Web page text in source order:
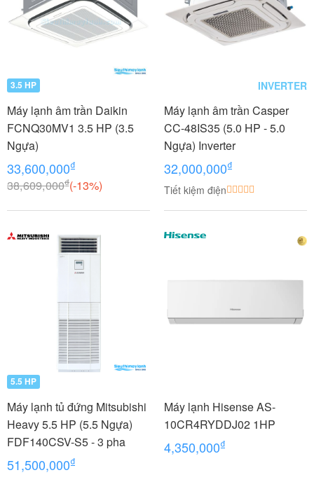
3.5 HP
Máy lạnh âm trần Daikin
FCNQ30MV1 3.5 HP (3.5
Ngựa)
33,600,000₫
38,609,000₫(-13%)
INVERTER
Máy lạnh âm trần Casper
CC-48IS35 (5.0 HP - 5.0
Ngựa) Inverter
32,000,000₫
Tiết kiệm điện
5.5 HP
Máy lạnh tủ đứng Mitsubishi
Heavy 5.5 HP (5.5 Ngựa)
FDF140CSV-S5 - 3 pha
51,500,000₫
Máy lạnh Hisense AS-
10CR4RYDDJ02 1HP
4,350,000₫